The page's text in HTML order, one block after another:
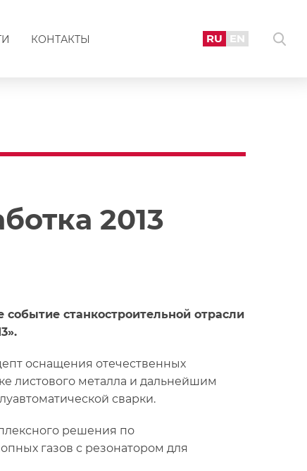
КОНТАКТЫ RU EN
2013
станкостроительной отрасли
оснащения отечественных
листового металла и дальнейшим
сварки.
решения по
газов с резонатором для